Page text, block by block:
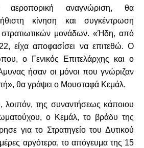
αεροπορική αναγνώριση, θα
κίνηση και συγκέντρωση
στρατιωτικών μονάδων. «Ήδη, από
είχα αποφασίσει να επιτεθώ. Ο
ο Γενικός Επιτελάρχης και ο
ήσαν οι μόνοι που γνώριζαν
θα γράψει ο Μουσταφά Κεμάλ.
της συναντήσεως κάποιου
ο Κεμάλ, το βράδυ της
για το Στρατηγείο του Δυτικού
αργότερα, το απόγευμα της 15